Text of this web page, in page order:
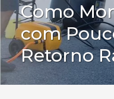
Como
com
Retorno